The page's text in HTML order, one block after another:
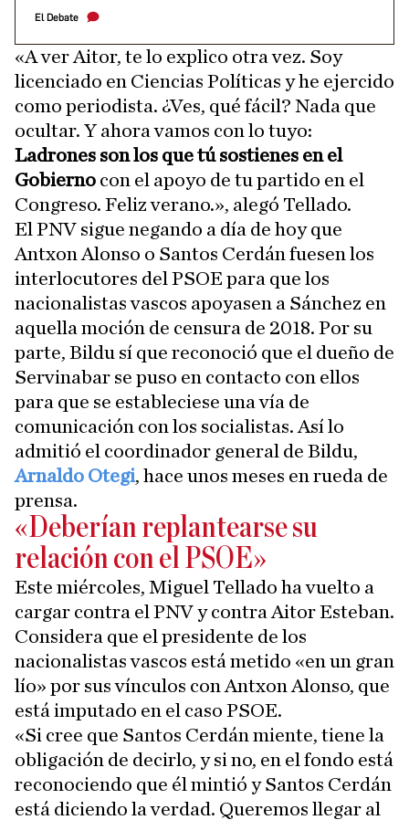
El Debate
«A ver Aitor, te lo explico otra vez. Soy
licenciado en Ciencias Políticas y he ejercido
como periodista. ¿Ves, qué fácil? Nada que
ocultar. Y ahora vamos con lo tuyo:
Ladrones son los que tú sostienes en el
Gobierno con el apoyo de tu partido en el
Congreso. Feliz verano.», alegó Tellado.
El PNV sigue negando a día de hoy que
Antxon Alonso o Santos Cerdán fuesen los
interlocutores del PSOE para que los
nacionalistas vascos apoyasen a Sánchez en
aquella moción de censura de 2018. Por su
parte, Bildu sí que reconoció que el dueño de
Servinabar se puso en contacto con ellos
para que se estableciese una vía de
comunicación con los socialistas. Así lo
admitió el coordinador general de Bildu,
Arnaldo Otegi, hace unos meses en rueda de
prensa.
«Deberían replantearse su
relación con el PSOE»
Este miércoles, Miguel Tellado ha vuelto a
cargar contra el PNV y contra Aitor Esteban.
Considera que el presidente de los
nacionalistas vascos está metido «en un gran
lío» por sus vínculos con Antxon Alonso, que
está imputado en el caso PSOE.
«Si cree que Santos Cerdán miente, tiene la
obligación de decirlo, y si no, en el fondo está
reconociendo que él mintió y Santos Cerdán
está diciendo la verdad. Queremos llegar al